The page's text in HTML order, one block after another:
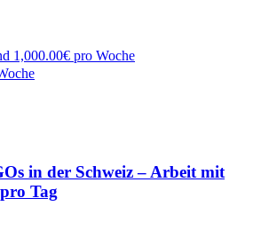
1,000.00€ pro Woche
in der Schweiz – Arbeit mit
Tag